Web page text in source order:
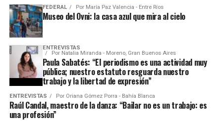
FEDERAL Por María Paz Valencia - Entre Ríos
Museo del Ovni: la casa azul que mira al cielo
ENTREVISTAS
Por Natalia Miranda - Moreno, Gran Buenos Aires
Paula Sabatés: “El periodismo es una actividad muy
pública; nuestro estatuto resguarda nuestro
trabajo y la libertad de expresión”
ENTREVISTAS Por Oriana Gómez Porra - Bahía Blanca
Raúl Candal, maestro de la danza: “Bailar no es un trabajo: es
una profesión”